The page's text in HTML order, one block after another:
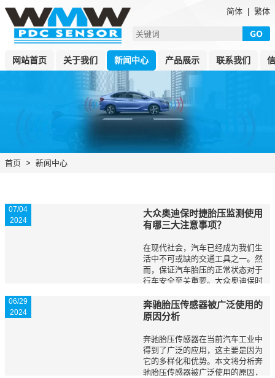
简体 繁体
网站首页 关于我们 新闻中心 产品展示 联系我们
首页 > 新闻中心
07/04
2024
大众奥迪保时捷胎压监测使用
有哪三大注意事项？
在现代社会，汽车已经成为我们生
活中不可或缺的交通工具之一。然
而，保证汽车胎压的正常状态对于
行车安全至关重要。大众奥迪保时
安全性，普遍配备了胎压监测系
统。然而，我们在使用时需要注意
06/29
2024
奔驰胎压传感器被广泛使用的
原因分析
奔驰胎压传感器在当前汽车工业中
得到了广泛的应用，这主要是因为
它的多样化和优势。本文将分析奔
驰胎压传感器被广泛使用的原因，